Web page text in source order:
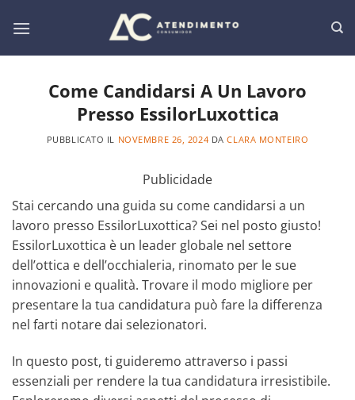
Come Candidarsi A Un Lavoro
Presso EssilorLuxottica
PUBBLICATO IL NOVEMBRE 26, 2024 DACLARA MONTEIRO
Publicidade
Stai cercando una guida su come candidarsi a un
lavoro presso EssilorLuxottica? Sei nel posto giusto!
EssilorLuxottica è un leader globale nel settore
dell’ottica e dell’occhialeria, rinomato per le sue
innovazioni e qualità. Trovare il modo migliore per
presentare la tua candidatura può fare la differenza
nel farti notare dai selezionatori.
In questo post, ti guideremo attraverso i passi
essenziali per rendere la tua candidatura irresistibile.